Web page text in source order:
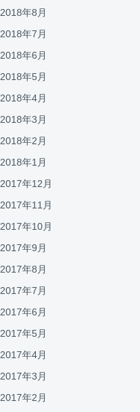
2018年8月
2018年7月
2018年6月
2018年5月
2018年4月
2018年3月
2018年2月
2018年1月
2017年12月
2017年11月
2017年10月
2017年9月
2017年8月
2017年7月
2017年6月
2017年5月
2017年4月
2017年3月
2017年2月